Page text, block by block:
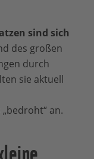
sind sich
des großen
durch
sie aktuell
an.